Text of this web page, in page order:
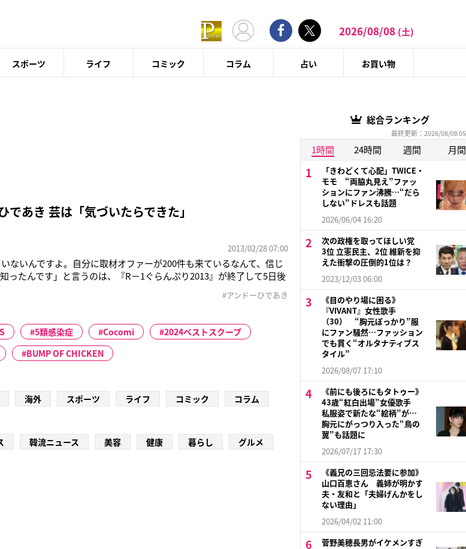
2026/08/08 (土)
スポーツ ライフ コミック コラム 占い お買い物
であき 芸は「気づいたらできた」
2013/02/28 07:00
ないんですよ。自分に取材オファーが200件も来ているなんて、信じ
ったんです」と言うのは、『R－1ぐらんぷり2013』が終了して5日後
観客を圧倒した。芸名の「アンドー」もアンドロイドに由来している
#アンドーひであき
5類感染症 Cocomi
2024ベストスクープ
BUMP OF CHICKEN
海外 スポーツ ライフ コミック
コラム
韓流ニュース 美容 健康 暮らし グルメ
総合ランキング
最終更新：2026/08/08
1時間 24時間 週間 月間
「きわどくて心配」TWICE・
モモ “両脇丸見え”ファッ
ションにファン沸騰…“だら
しない”ドレスも話題
2026/06/04 16:20
次の政権を取ってほしい党
3位 立憲民主、2位 維新を抑
えた衝撃の圧倒的1位は？
2023/12/03 06:00
《目のやり場に困る》
『VIVANT』女性歌手
（30） “胸元ぽっかり”服
にファン騒然…ファッション
でも貫く“オルタナティブス
タイル”
2026/08/07 17:10
《前にも後ろにもタトゥー》
43歳“紅白出場”女優歌手
私服姿で新たな“絵柄”が…
胸元にがっつり入った“鳥の
翼”も話題に
2026/07/17 17:30
《義兄の三回忌法要に参加》
山口百恵さん 義姉が明かす
夫・友和と「夫婦げんかをし
ない理由」
2026/04/02 11:00
菅野美穂長男がイケメンすぎ